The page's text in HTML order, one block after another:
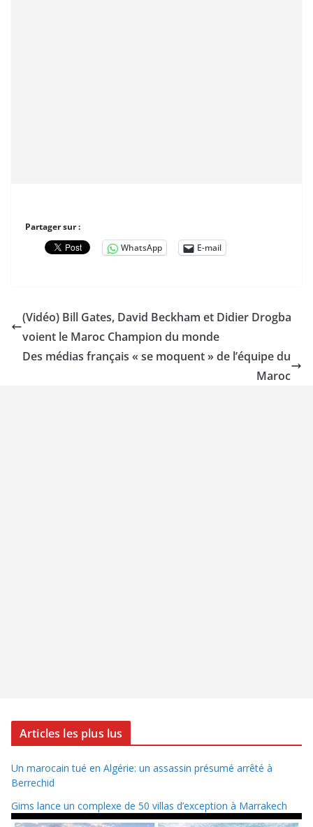
Partager sur :
WhatsApp
E-mail
(Vidéo) Bill Gates, David Beckham et Didier Drogba
voient le Maroc Champion du monde
Des médias français « se moquent » de l’équipe du
Maroc
Articles les plus lus
Un marocain tué en Algérie: un assassin présumé arrêté à
Berrechid
Gims lance un complexe de 50 villas d’exception à Marrakech